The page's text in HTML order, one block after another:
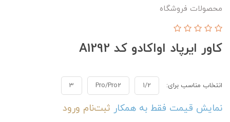
محصولات فروشگاه
کاور ایرپاد اواکادو کد A1292
انتخاب مناسب برای: 1/2
Pro/Pro2
3
نمایش قیمت فقط به همکار ثبت‌نام ورود